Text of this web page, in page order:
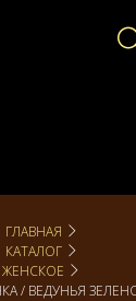
ГЛАВНАЯ
КАТАЛОГ
ЖЕНСКОЕ
/ ВЕДУНЬЯ